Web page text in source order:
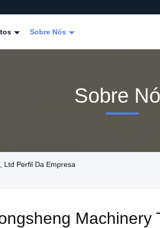
Sobre Nós
Sobre
Ltd Perfil Da Empresa
Machinery